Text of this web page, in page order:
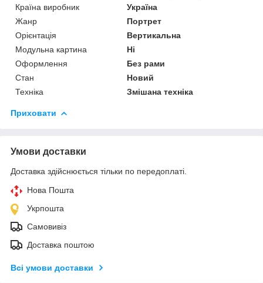
Країна виробник
Україна
Жанр
Портрет
Орієнтація
Вертикальна
Модульна картина
Ні
Оформлення
Без рами
Стан
Новий
Техніка
Змішана техніка
Приховати
Умови доставки
Доставка здійснюється тільки по передоплаті.
Нова Пошта
Укрпошта
Самовивіз
Доставка поштою
Всі умови доставки